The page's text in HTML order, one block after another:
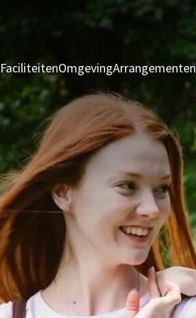
FaciliteitenOmgevingArrangementen